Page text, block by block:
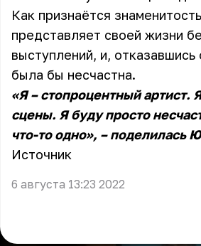
Как признаётся
представляет своей жизни
выступлений, и, отказавшись
была бы несчастна.
«Я – стопроцентный артист.
сцены. Я буду просто
что-то одно», – поделилась
Источник
6 августа 13:23 2022